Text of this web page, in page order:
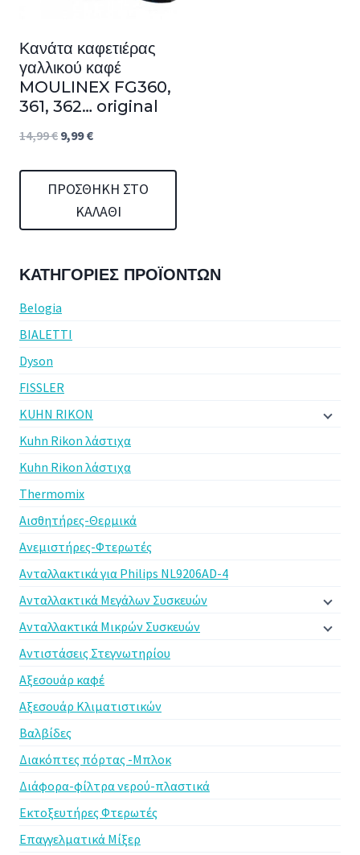
Κανάτα καφετιέρας
γαλλικού καφέ
MOULINEX FG360,
361, 362… original
14,99€ Original
was:
14,99 €.
9,99€Η
τιμή
είναι:
ΠΡΟΣΘΉΚΗ ΣΤΟ
ΚΑΛΆΘΙ
ΚΑΤΗΓΟΡΊΕΣ ΠΡΟΪΌΝΤΩΝ
Belogia
BIALETTI
Dyson
FISSLER
KUHN RIKON
Kuhn Rikon λάστιχα
Kuhn Rikon λάστιχα
Thermomix
Αισθητήρες-Θερμικά
Ανεμιστήρες-Φτερωτές
Ανταλλακτικά για Philips NL9206AD-4
Ανταλλακτικά Μεγάλων Συσκευών
Ανταλλακτικά Μικρών Συσκευών
Αντιστάσεις Στεγνωτηρίου
Αξεσουάρ καφέ
Αξεσουάρ Κλιματιστικών
Βαλβίδες
Διακόπτες πόρτας -Μπλοκ
Διάφορα-φίλτρα νερού-πλαστικά
Εκτοξευτήρες Φτερωτές
Επαγγελματικά Μίξερ